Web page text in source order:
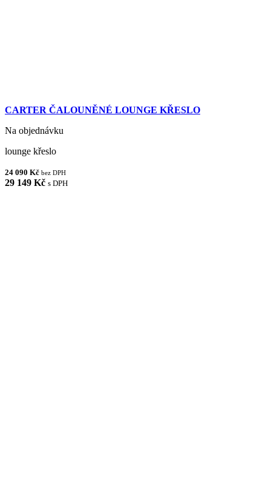
CARTER ČALOUNĚNÉ LOUNGE KŘESLO
Na objednávku
lounge křeslo
24 090 Kč bez DPH
29 149 Kč s DPH